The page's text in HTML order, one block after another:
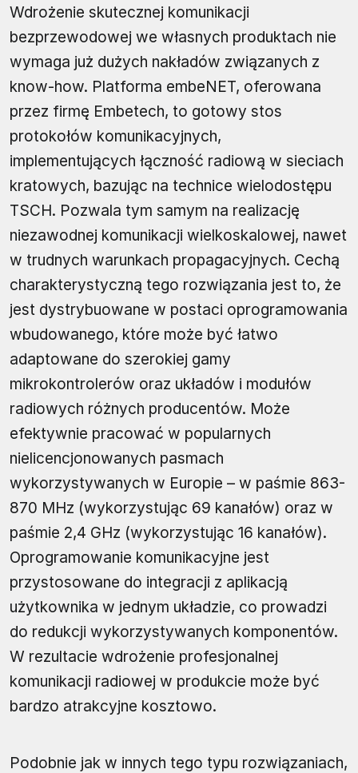
Wdrożenie skutecznej komunikacji
bezprzewodowej we własnych produktach nie
wymaga już dużych nakładów związanych z
know-how. Platforma embeNET, oferowana
przez firmę Embetech, to gotowy stos
protokołów komunikacyjnych,
implementujących łączność radiową w sieciach
kratowych, bazując na technice wielodostępu
TSCH. Pozwala tym samym na realizację
niezawodnej komunikacji wielkoskalowej, nawet
w trudnych warunkach propagacyjnych. Cechą
charakterystyczną tego rozwiązania jest to, że
jest dystrybuowane w postaci oprogramowania
wbudowanego, które może być łatwo
adaptowane do szerokiej gamy
mikrokontrolerów oraz układów i modułów
radiowych różnych producentów. Może
efektywnie pracować w popularnych
nielicencjonowanych pasmach
wykorzystywanych w Europie – w paśmie 863-
870 MHz (wykorzystując 69 kanałów) oraz w
paśmie 2,4 GHz (wykorzystując 16 kanałów).
Oprogramowanie komunikacyjne jest
przystosowane do integracji z aplikacją
użytkownika w jednym układzie, co prowadzi
do redukcji wykorzystywanych komponentów.
W rezultacie wdrożenie profesjonalnej
komunikacji radiowej w produkcie może być
bardzo atrakcyjne kosztowo.
Podobnie jak w innych tego typu rozwiązaniach,